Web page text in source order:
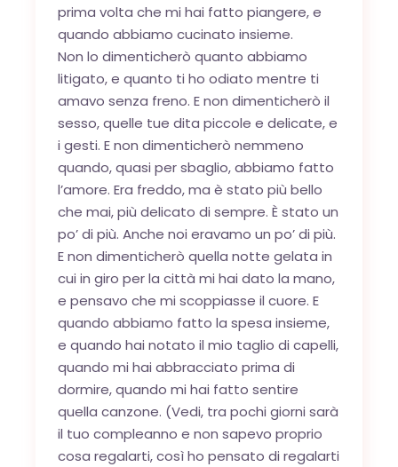
prima volta che mi hai fatto piangere, e
quando abbiamo cucinato insieme.
Non lo dimenticherò quanto abbiamo
litigato, e quanto ti ho odiato mentre ti
amavo senza freno. E non dimenticherò il
sesso, quelle tue dita piccole e delicate, e
i gesti. E non dimenticherò nemmeno
quando, quasi per sbaglio, abbiamo fatto
l’amore. Era freddo, ma è stato più bello
che mai, più delicato di sempre. È stato un
po’ di più. Anche noi eravamo un po’ di più.
E non dimenticherò quella notte gelata in
cui in giro per la città mi hai dato la mano,
e pensavo che mi scoppiasse il cuore. E
quando abbiamo fatto la spesa insieme,
e quando hai notato il mio taglio di capelli,
quando mi hai abbracciato prima di
dormire, quando mi hai fatto sentire
quella canzone. (Vedi, tra pochi giorni sarà
il tuo compleanno e non sapevo proprio
cosa regalarti, così ho pensato di regalarti